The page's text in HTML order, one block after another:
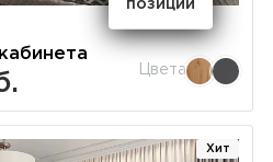
позиций
Цвета
Хит